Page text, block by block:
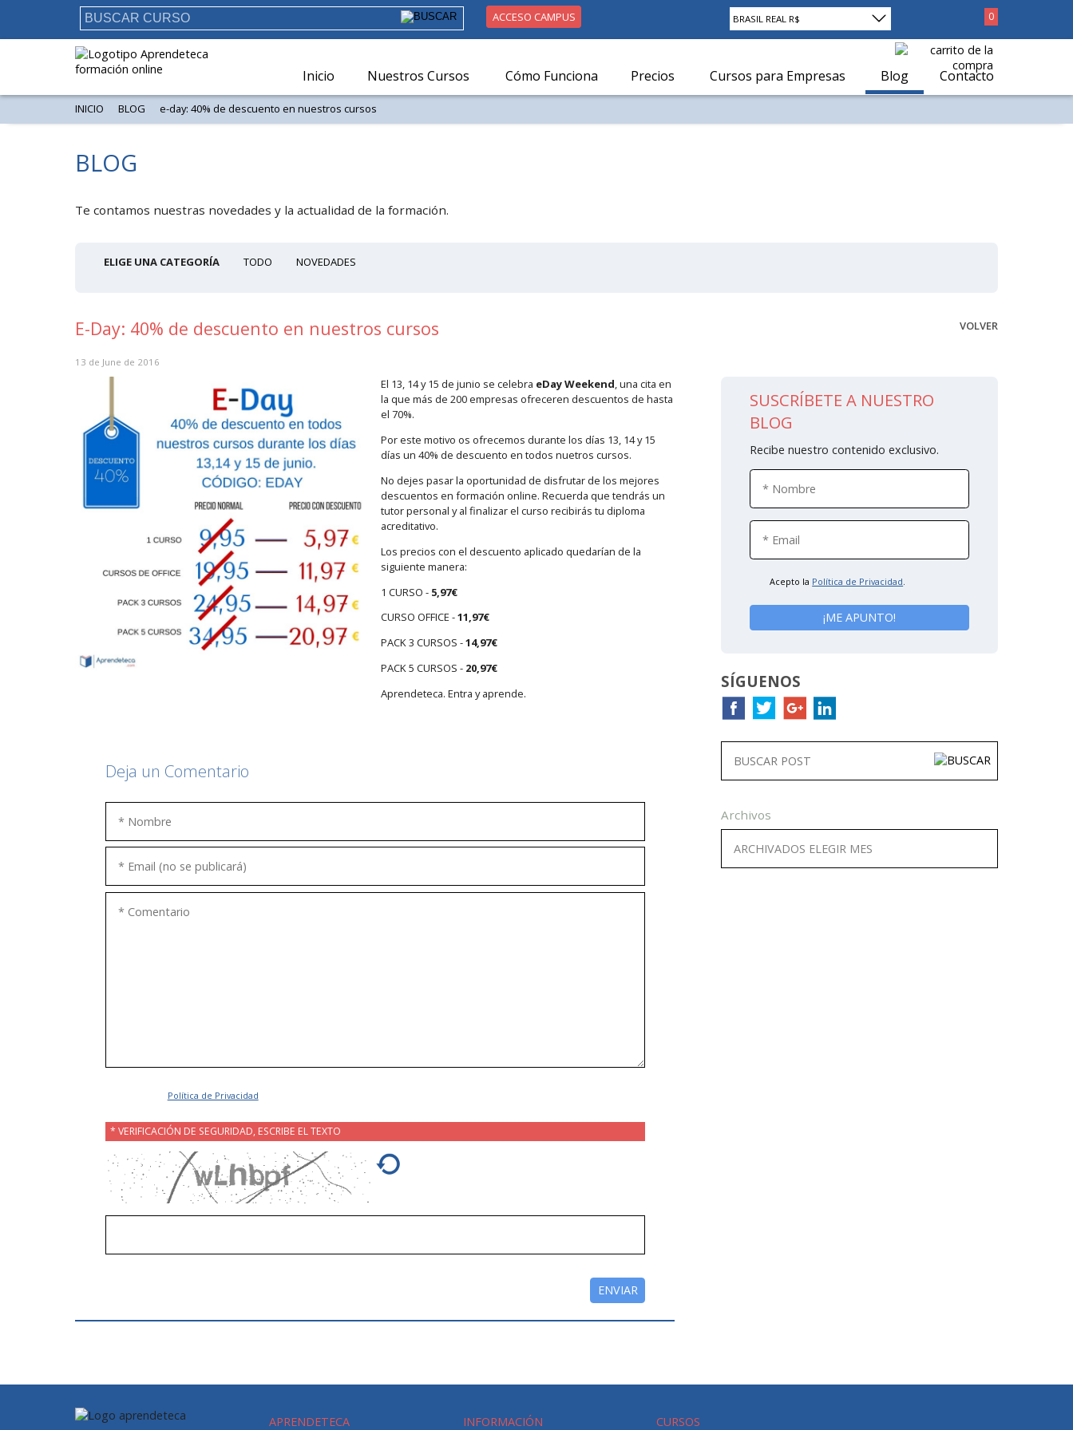
BRASIL REAL R$ 0
ACCESO CAMPUS
Inicio Nuestros Cursos Cómo Funciona Precios Cursos para Empresas Blog Contacto
INICIO BLOG e-day: 40% de descuento en nuestros cursos
BLOG
Te contamos nuestras novedades y la actualidad de la formación.
ELIGE UNA CATEGORÍA TODO NOVEDADES
E-Day: 40% de descuento en nuestros cursos
13 de June de 2016
El 13, 14 y 15 de junio se celebra eDay Weekend, una cita en
la que más de 200 empresas ofreceren descuentos de hasta
el 70%.
Por este motivo os ofrecemos durante los días 13, 14 y 15
días un 40% de descuento en todos nuetros cursos.
No dejes pasar la oportunidad de disfrutar de los mejores
descuentos en formación online. Recuerda que tendrás un
tutor personal y al finalizar el curso recibirás tu diploma
acreditativo.
Los precios con el descuento aplicado quedarían de la
siguiente manera:
1 CURSO - 5,97€
CURSO OFFICE -11,97€
PACK 3 CURSOS -14,97€
PACK 5 CURSOS - 20,97€
Aprendeteca. Entra y aprende.
Deja un Comentario
Política de Privacidad
* VERIFICACIÓN DE SEGURIDAD, ESCRIBE EL TEXTO
VOLVER
SUSCRÍBETE A NUESTRO
BLOG
Recibe nuestro contenido exclusivo.
Acepto la Política de Privacidad
SÍGUENOS
Archivos
APRENDETECA INFORMACIÓN CURSOS